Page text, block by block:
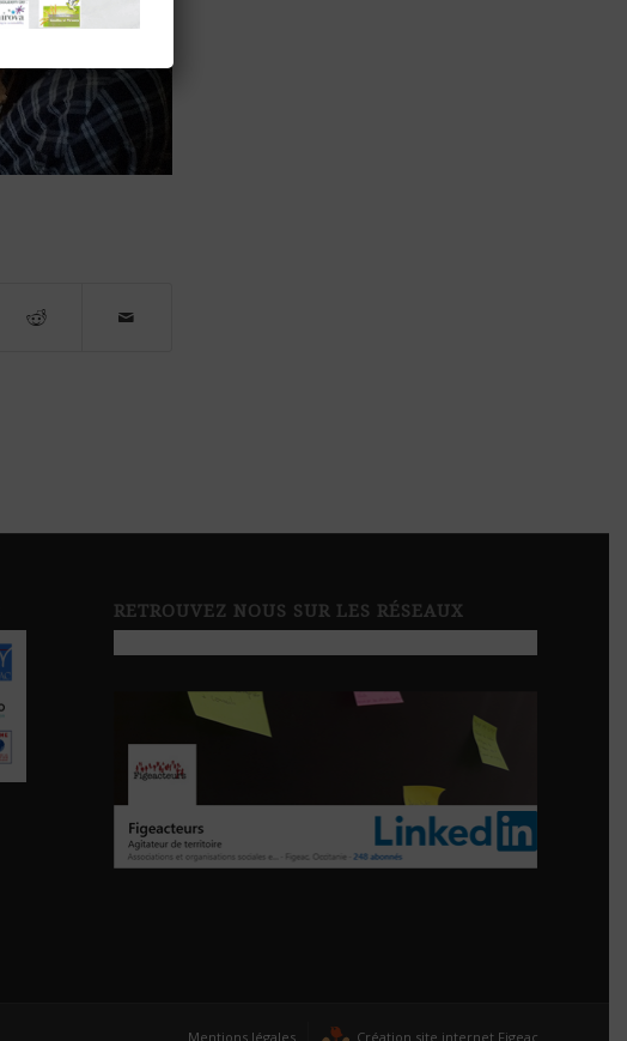
RETROUVEZ NOUS SUR LES RÉSEAUX
Mentions légales Création site internet Figeac